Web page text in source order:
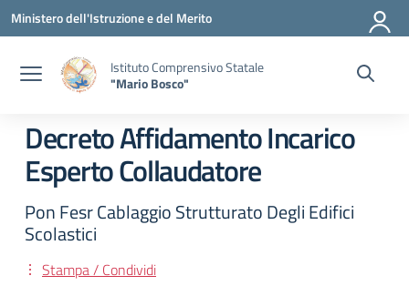
Vai ai contenuti
Vai al menu di navigazione
Vai al footer
Ministero dell'Istruzione e del Merito
Istituto Comprensivo Statale
"Mario Bosco"
Decreto Affidamento Incarico
Esperto Collaudatore
Pon Fesr Cablaggio Strutturato Degli Edifici
Scolastici
Stampa / Condividi